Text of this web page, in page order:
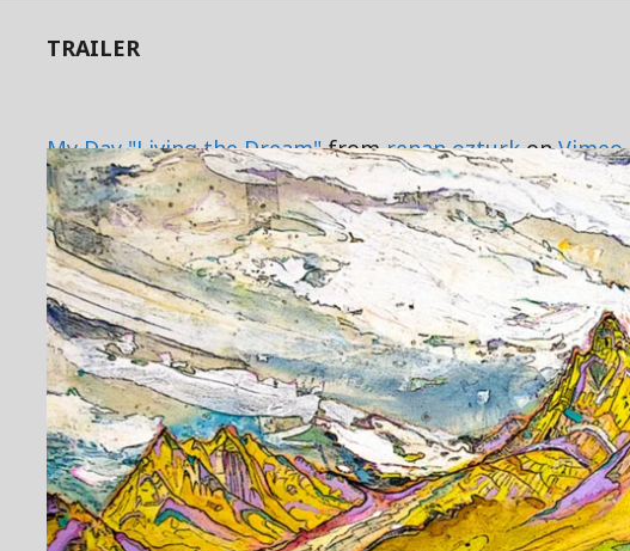
TRAILER
My Day "Living the Dream"fromrenan ozturkonVimeo.